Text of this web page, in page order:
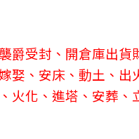
爵受封、開倉庫出
娶、安床、動土、出
火化、進塔、安葬、